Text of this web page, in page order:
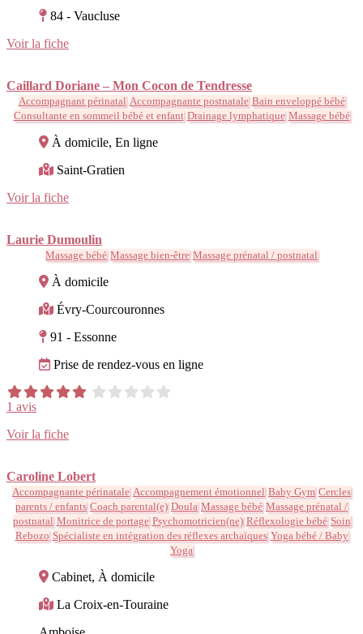
84 - Vaucluse
Voir la fiche
Caillard Doriane – Mon Cocon de Tendresse
Accompagnant périnatal Accompagnante postnatale Bain enveloppé bébé
Consultante en sommeil bébé et enfant Drainage lymphatique Massage bébé
À domicile, En ligne
Saint-Gratien
Voir la fiche
Laurie Dumoulin
Massage bébé Massage bien-être Massage prénatal / postnatal
À domicile
Évry-Courcouronnes
91 - Essonne
Prise de rendez-vous en ligne
1 avis
Voir la fiche
Caroline Lobert
Accompagnante périnatale Accompagnement émotionnel Baby Gym Cercles
parents / enfants Coach parental(e) Doula Massage bébé Massage prénatal /
postnatal Monitrice de portage Psychomotricien(ne) Réflexologie bébé Soin
Rebozo Spécialiste en intégration des réflexes archaïques Yoga bébé / Baby
Yoga
Cabinet, À domicile
La Croix-en-Touraine